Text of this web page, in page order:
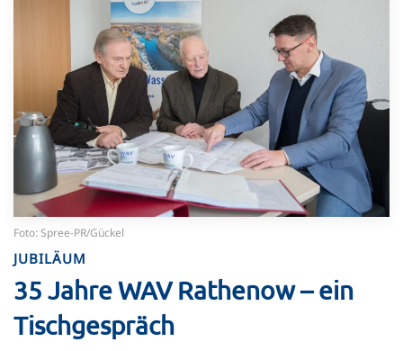
Foto: Spree-PR/Gückel
JUBILÄUM
35 Jahre WAV Rathenow – ein
Tischgespräch